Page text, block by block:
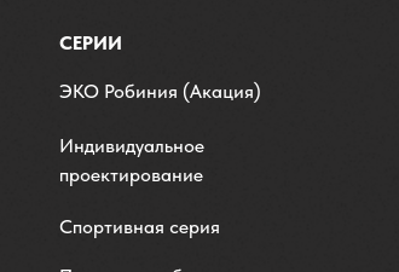
СЕРИИ
ЭKO Робиния (Акация)
Спортивная серия
Индивидуальное
проектирование